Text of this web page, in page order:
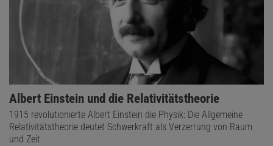
Albert Einstein und die Relativitätstheorie
1915 revolutionierte Albert Einstein die Physik: Die Allgemeine
Relativitätstheorie deutet Schwerkraft als Verzerrung von Raum
und Zeit.